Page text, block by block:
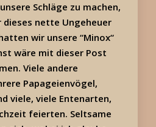
Schläge zu machen,
dieses nette Ungeheuer
wir unsere “Minox“
wäre mit dieser Post
Viele andere
Papageienvögel,
viele, viele Entenarten,
feierten. Seltsame